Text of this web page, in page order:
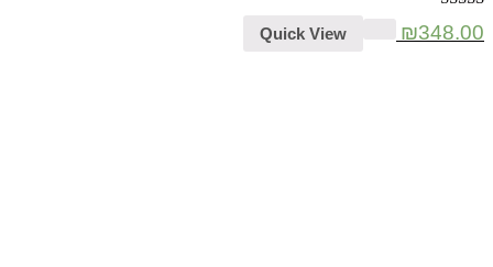
דורג 5.00
מתוך 5
₪348.00
Quick View